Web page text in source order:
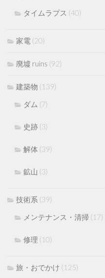
タイムラプス (40)
家電 (20)
廃墟 ruins (92)
建築物 (139)
ダム (7)
史跡 (3)
解体 (39)
鉱山 (3)
技術系 (39)
メンテナンス・清掃 (17)
修理 (10)
旅・おでかけ (125)